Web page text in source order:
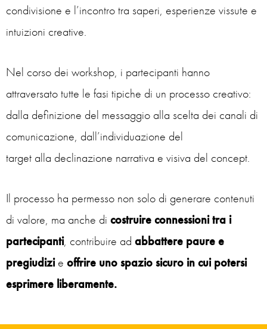
condivisione e l’incontro tra saperi, esperienze vissute e
intuizioni creative.
Nel corso dei workshop, i partecipanti hanno
attraversato tutte le fasi tipiche di un processo creativo:
dalla definizione del messaggio alla scelta dei canali di
comunicazione, dall’individuazione del
target alla declinazione narrativa e visiva del concept.
Il processo ha permesso non solo di generare contenuti
di valore, ma anche di costruire connessioni tra i
partecipanti, contribuire ad abbattere paure e
pregiudizie offrire uno spazio sicuro in cui potersi
esprimere liberamente.